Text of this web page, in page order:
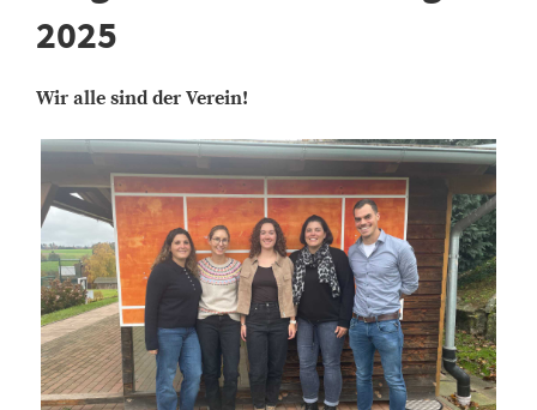
2025
Wir alle sind der Verein!